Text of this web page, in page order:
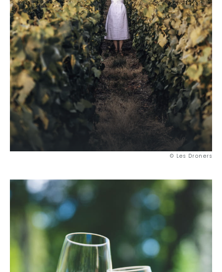
© Les Droners